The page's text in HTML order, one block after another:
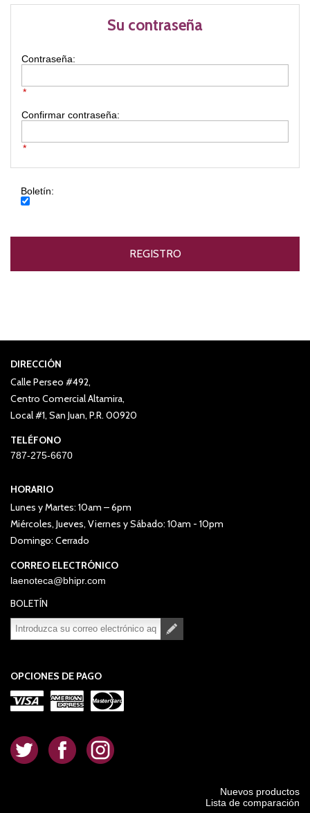
Boletín:
Su contraseña
Contraseña:
*
Confirmar contraseña:
*
DIRECCIÓN
Calle Perseo #492,
Centro Comercial Altamira,
Local #1, San Juan, P.R. 00920
TELÉFONO
787-275-6670
HORARIO
Lunes y Martes: 10am – 6pm
Miércoles, Jueves, Viernes y Sábado: 10am - 10pm
Domingo: Cerrado
CORREO ELECTRÓNICO
laenoteca@bhipr.com
BOLETÍN
OPCIONES DE PAGO
. . .
Nuevos productos
Lista de comparación